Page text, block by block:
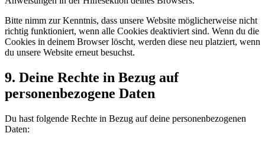
Bitte nimm zur Kenntnis, dass unsere Website möglicherweise nicht
richtig funktioniert, wenn alle Cookies deaktiviert sind. Wenn du die
Cookies in deinem Browser löscht, werden diese neu platziert, wenn
du unsere Website erneut besuchst.
9. Deine Rechte in Bezug auf
personenbezogene Daten
Du hast folgende Rechte in Bezug auf deine personenbezogenen
Daten: